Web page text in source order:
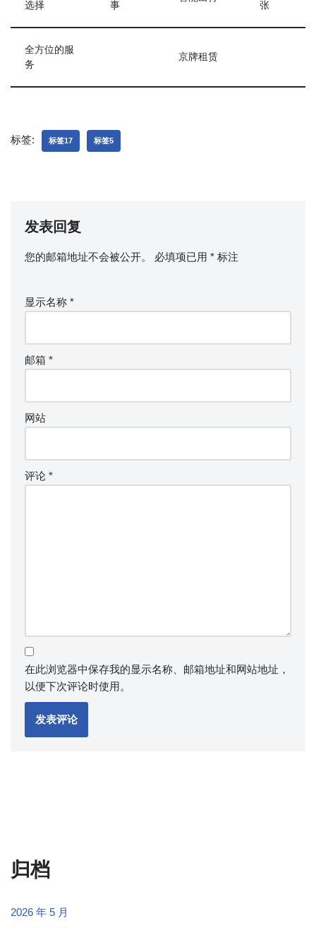
选择 事 张
全方位的服
务
京牌租赁
标签: 标签17 标签5
发表回复
您的邮箱地址不会被公开。 必填项已用 * 标注
显示名称 *
邮箱 *
网站
评论 *
在此浏览器中保存我的显示名称、邮箱地址和网站地址，
以便下次评论时使用。
归档
2026 年 5 月